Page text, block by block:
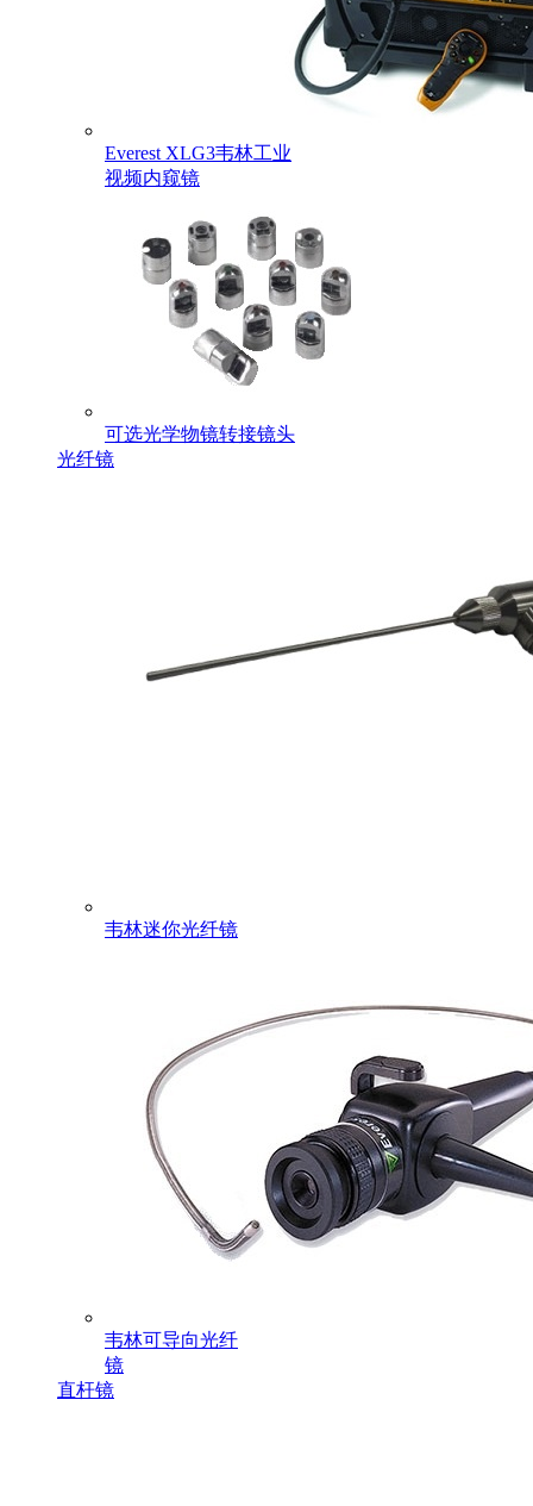
Everest XLG3韦林工业
视频内窥镜
可选光学物镜转接镜头
光纤镜
韦林迷你光纤镜
韦林可导向光纤
镜
直杆镜